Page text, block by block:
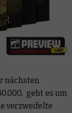
nächsten
geht es um
verzweifelte